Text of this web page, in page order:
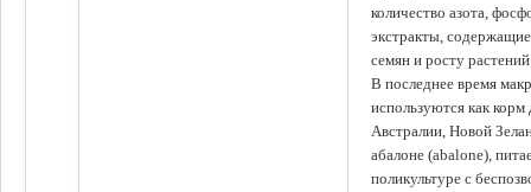
количество азота,
экстракты,
семян и росту
В последнее время
используются как
Австралии, Новой
абалоне (abalone),
поликультуре с